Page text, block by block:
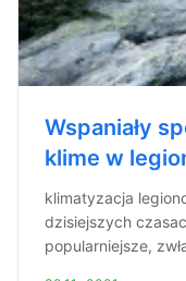
Wspaniały
klime w
klimatyzacja
dzisiejszych
popularniejsze,